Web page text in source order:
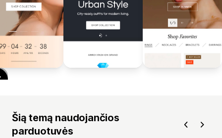
Šią temą naudojančios
parduotuvės